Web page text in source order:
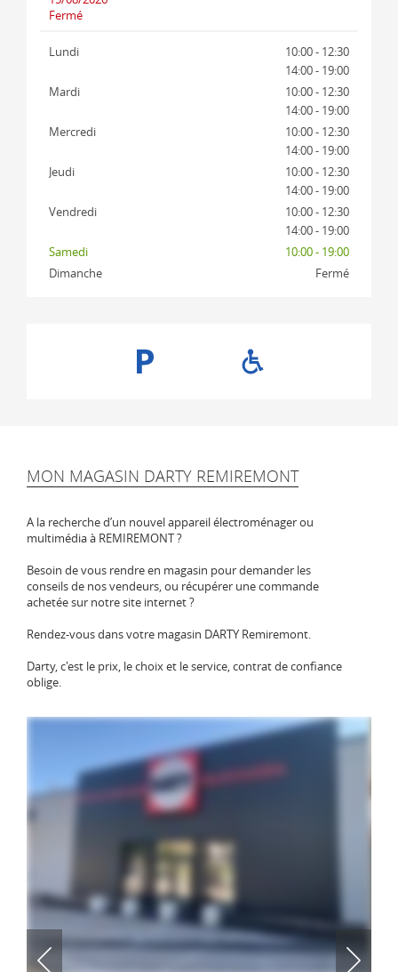
Fermé
Lundi
10:00 - 12:30
14:00 - 19:00
Mardi
10:00 - 12:30
14:00 - 19:00
Mercredi
10:00 - 12:30
14:00 - 19:00
Jeudi
10:00 - 12:30
14:00 - 19:00
Vendredi
10:00 - 12:30
14:00 - 19:00
Samedi
10:00 - 19:00
Dimanche
Fermé
MON MAGASIN DARTY REMIREMONT
A la recherche d’un nouvel appareil électroménager ou
multimédia à REMIREMONT ?
Besoin de vous rendre en magasin pour demander les
conseils de nos vendeurs, ou récupérer une commande
achetée sur notre site internet ?
Rendez-vous dans votre magasin DARTY Remiremont.
Darty, c'est le prix, le choix et le service, contrat de confiance
oblige.